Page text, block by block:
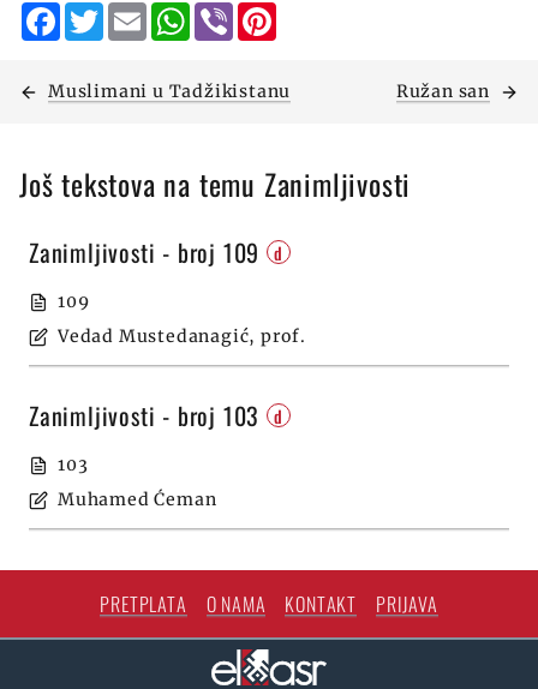
Facebook
TwitterEmailWhatsApp
Viber
Muslimani u Tadžikistanu Ružan san
Još tekstova na temu Zanimljivosti
Zanimljivosti - broj 109 d
109
Vedad Mustedanagić, prof.
Zanimljivosti - broj 103 d
103
Muhamed Ćeman
PRETPLATA O NAMA KONTAKT PRIJAVA